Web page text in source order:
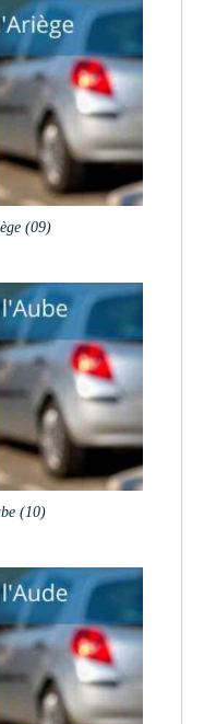
(09)
(10)